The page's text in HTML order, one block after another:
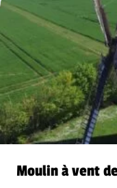
Moulin à vent